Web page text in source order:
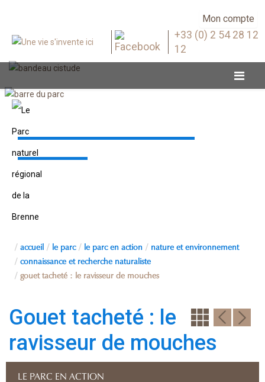
Mon compte
+33 (0) 2 54 28 12
12
accueil le parc le parc en action nature et environnement
connaissance et recherche naturaliste
gouet tacheté : le ravisseur de mouches
Gouet tacheté : le
ravisseur de mouches
LE PARC EN ACTION